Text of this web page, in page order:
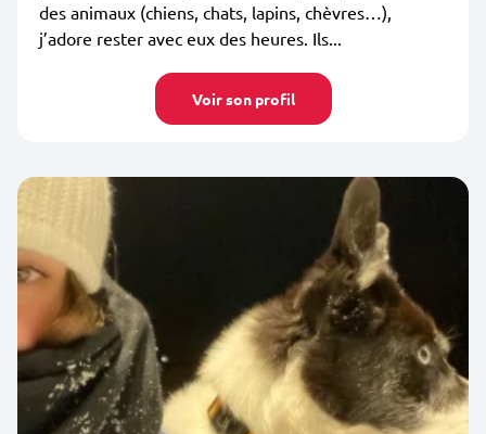
des animaux (chiens, chats, lapins, chèvres…),
j’adore rester avec eux des heures. Ils...
Voir son profil